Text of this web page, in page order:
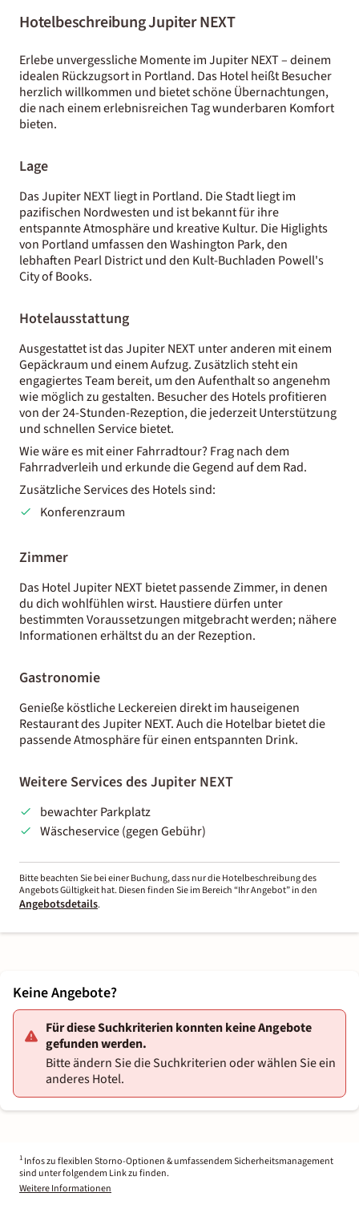
Hotelbeschreibung Jupiter NEXT
Erlebe unvergessliche Momente im Jupiter NEXT – deinem
idealen Rückzugsort in Portland. Das Hotel heißt Besucher
herzlich willkommen und bietet schöne Übernachtungen,
die nach einem erlebnisreichen Tag wunderbaren Komfort
bieten.
Lage
Das Jupiter NEXT liegt in Portland. Die Stadt liegt im
pazifischen Nordwesten und ist bekannt für ihre
entspannte Atmosphäre und kreative Kultur. Die Higlights
von Portland umfassen den Washington Park, den
lebhaften Pearl District und den Kult-Buchladen Powell's
City of Books.
Hotelausstattung
Ausgestattet ist das Jupiter NEXT unter anderen mit einem
Gepäckraum und einem Aufzug. Zusätzlich steht ein
engagiertes Team bereit, um den Aufenthalt so angenehm
wie möglich zu gestalten. Besucher des Hotels profitieren
von der 24-Stunden-Rezeption, die jederzeit Unterstützung
und schnellen Service bietet.
Wie wäre es mit einer Fahrradtour? Frag nach dem
Fahrradverleih und erkunde die Gegend auf dem Rad.
Zusätzliche Services des Hotels sind:
Konferenzraum
Zimmer
Das Hotel Jupiter NEXT bietet passende Zimmer, in denen
du dich wohlfühlen wirst. Haustiere dürfen unter
bestimmten Voraussetzungen mitgebracht werden; nähere
Informationen erhältst du an der Rezeption.
Gastronomie
Genieße köstliche Leckereien direkt im hauseigenen
Restaurant des Jupiter NEXT. Auch die Hotelbar bietet die
passende Atmosphäre für einen entspannten Drink.
Weitere Services des Jupiter NEXT
bewachter Parkplatz
Wäscheservice (gegen Gebühr)
Bitte beachten Sie bei einer Buchung, dass nur die Hotelbeschreibung des
Angebots Gültigkeit hat. Diesen finden Sie im Bereich “Ihr Angebot” in den
Angebotsdetails.
Keine Angebote?
Für diese Suchkriterien konnten keine Angebote
gefunden werden.
Bitte ändern Sie die Suchkriterien oder wählen Sie ein
anderes Hotel.
1 Infos zu flexiblen Storno-Optionen & umfassendem Sicherheitsmanagement
sind unter folgendem Link zu finden.
Weitere Informationen